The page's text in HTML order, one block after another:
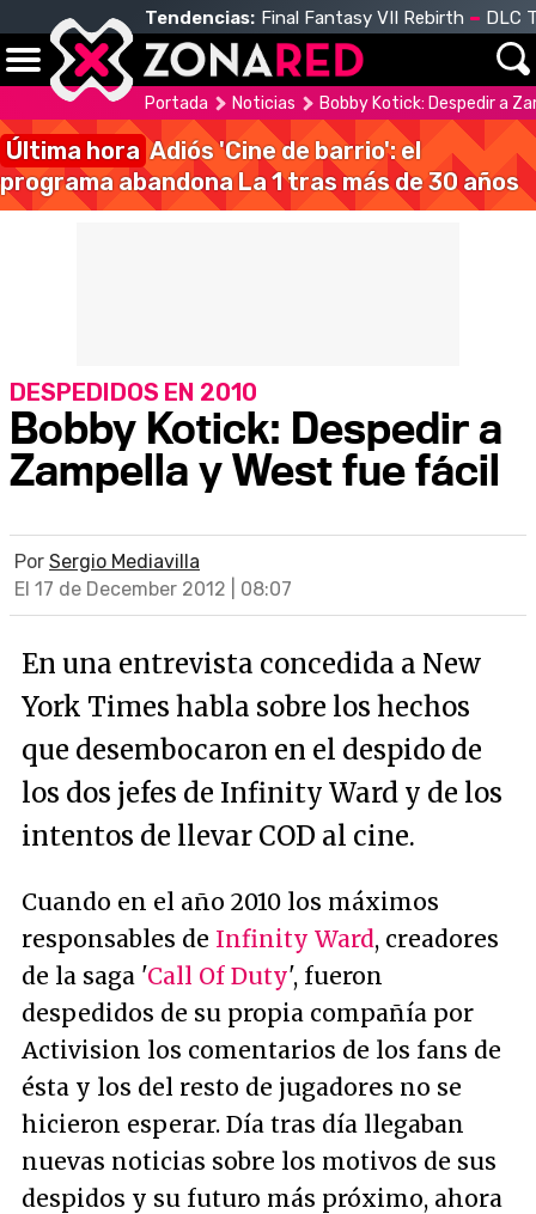
Tendencias: Final Fantasy VII Rebirth DLC
Portada Noticias Bobby Kotick: Despedir a
Última hora Adiós 'Cine de barrio': el
programa abandona La 1 tras más de 30 años
Bobby Kotick: Despedir a
Zampella y West fue fácil
DESPEDIDOS EN 2010
Por Sergio Mediavilla
El 17 de December 2012 | 08:07
En una entrevista concedida a New
York Times habla sobre los hechos
que desembocaron en el despido de
los dos jefes de Infinity Ward y de los
intentos de llevar COD al cine.
Cuando en el año 2010 los máximos
responsables de Infinity Ward, creadores
de la saga 'Call Of Duty', fueron
despedidos de su propia compañía por
Activision los comentarios de los fans de
ésta y los del resto de jugadores no se
hicieron esperar. Día tras día llegaban
nuevas noticias sobre los motivos de sus
despidos y su futuro más próximo, ahora